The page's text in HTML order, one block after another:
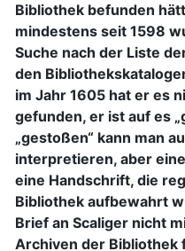
Bibliothek befunden
mindestens seit 1598
Suche nach der Liste
den
im Jahr 1605 hat er es
gefunden, er ist auf es
„gestoßen“ kann man
interpretieren, aber
eine Handschrift, die
Bibliothek aufbewahrt
Brief an Scaliger nicht
Archiven der Bibliothek